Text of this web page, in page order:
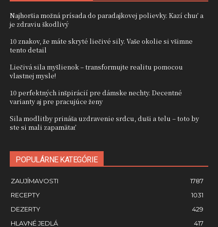
Najhoršia možná prísada do paradajkovej polievky. Kazí chuť a
je zdraviu škodlivý
10 znakov, že máte skryté liečivé sily. Vaše okolie si všimne
tento detail
Liečivá sila myšlienok – transformujte realitu pomocou
vlastnej mysle!
10 perfektných inšpirácií pre dámske nechty. Decentné
varianty aj pre pracujúce ženy
Sila modlitby prináša uzdravenie srdcu, duši a telu – toto by
ste si mali zapamätať
POPULÁRNE KATEGÓRIE
ZAUJÍMAVOSTI
1787
RECEPTY
1031
DEZERTY
429
HLAVNÉ JEDLÁ
417